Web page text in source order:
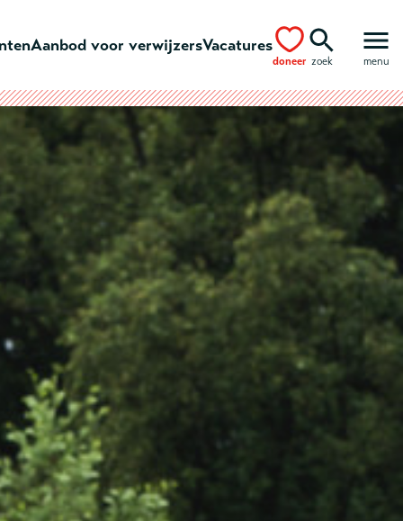
Aanbod voor verwijzersVacatures
doneer zoek menu